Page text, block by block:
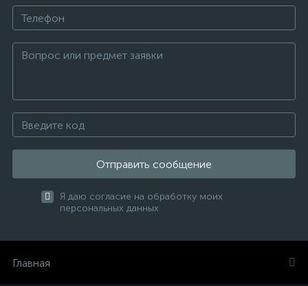
Отправить сообщение
Я даю согласие на обработку моих
персональных данных
Главная